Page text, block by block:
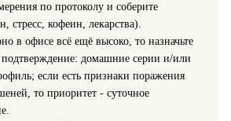
по протоколу и соберите
стресс, кофеин, лекарства).
в офисе всё ещё высоко, то назначьте
домашние серии и/или
если есть признаки поражения
то приоритет - суточное